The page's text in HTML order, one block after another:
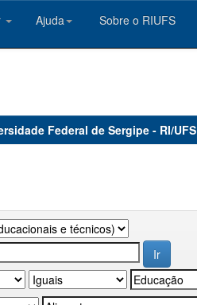
Ajuda Sobre o RIUFS
Federal de Sergipe - RI/UFS